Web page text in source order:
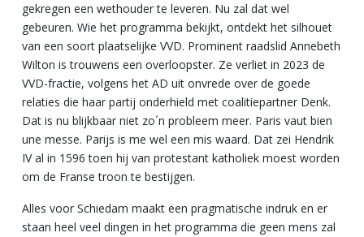
gekregen een wethouder te leveren. Nu zal dat wel
gebeuren. Wie het programma bekijkt, ontdekt het silhouet
van een soort plaatselijke VVD. Prominent raadslid Annebeth
Wilton is trouwens een overloopster. Ze verliet in 2023 de
VVD-fractie, volgens het AD uit onvrede over de goede
relaties die haar partij onderhield met coalitiepartner Denk.
Dat is nu blijkbaar niet zo´n probleem meer. Paris vaut bien
une messe. Parijs is me wel een mis waard. Dat zei Hendrik
IV al in 1596 toen hij van protestant katholiek moest worden
om de Franse troon te bestijgen.
Alles voor Schiedam maakt een pragmatische indruk en er
staan heel veel dingen in het programma die geen mens zal